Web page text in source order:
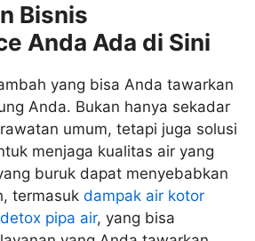
Bisnis
Anda Ada di Sini
yang bisa Anda tawarkan
Anda. Bukan hanya sekadar
umum, tetapi juga solusi
menjaga kualitas air yang
buruk dapat menyebabkan
termasuk dampak air kotor
pipa air, yang bisa